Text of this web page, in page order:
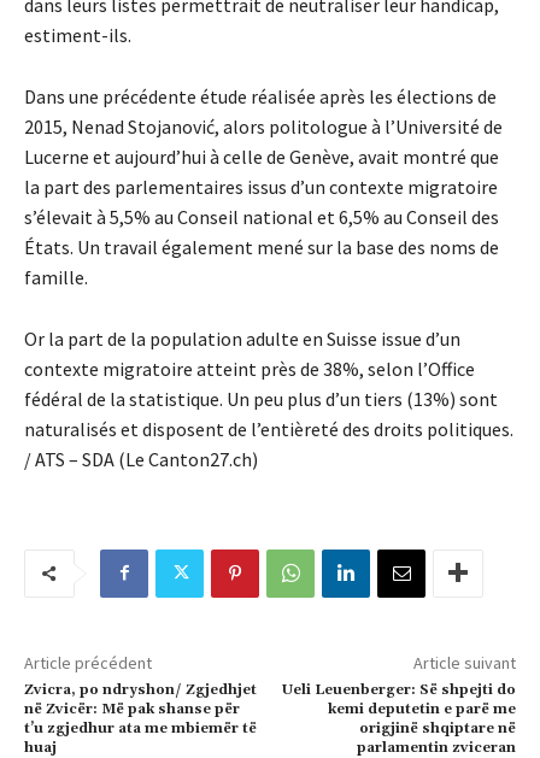
estiment-ils.
Dans une précédente étude réalisée après les élections de
2015, Nenad Stojanović, alors politologue à l’Université de
Lucerne et aujourd’hui à celle de Genève, avait montré que
la part des parlementaires issus d’un contexte migratoire
s’élevait à 5,5% au Conseil national et 6,5% au Conseil des
États. Un travail également mené sur la base des noms de
famille.
Or la part de la population adulte en Suisse issue d’un
contexte migratoire atteint près de 38%, selon l’Office
fédéral de la statistique. Un peu plus d’un tiers (13%) sont
naturalisés et disposent de l’entièreté des droits politiques.
/ ATS – SDA (Le Canton27.ch)
Article précédent
Zvicra, po ndryshon/ Zgjedhjet
në Zvicër: Më pak shanse për
t’u zgjedhur ata me mbiemër të
huaj
Article suivant
Ueli Leuenberger: Së shpejti do
kemi deputetin e parë me
origjinë shqiptare në
parlamentin zviceran